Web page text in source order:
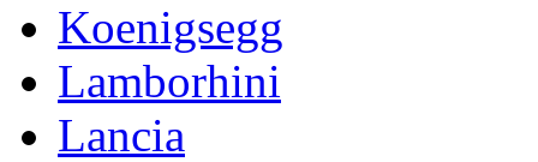
Koenigsegg
Lamborhini
Lancia